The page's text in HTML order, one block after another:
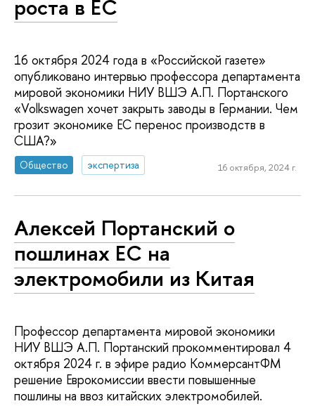
роста в ЕС
16 октября 2024 года в «Российской газете»
опубликовано интервью профессора департамента
мировой экономики НИУ ВШЭ А.П. Портанского
«Volkswagen хочет закрыть заводы в Германии. Чем
грозит экономике ЕС перенос производств в
США?»
Общество экспертиза 16 октября, 2024 г.
Алексей Портанский о
пошлинах ЕС на
электромобили из Китая
Профессор департамента мировой экономики
НИУ ВШЭ А.П. Портанский прокомментировал 4
октября 2024 г. в эфире радио КоммерсантФМ
решение Еврокомиссии ввести повышенные
пошлины на ввоз китайских электромобилей.